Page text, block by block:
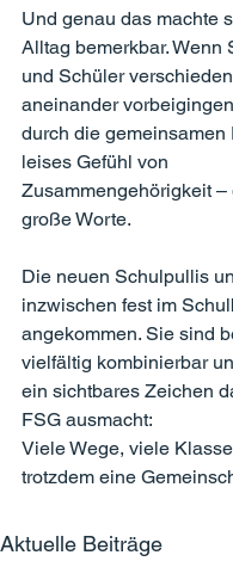
Und genau das machte
Alltag bemerkbar. Wenn
und Schüler
aneinander
durch die gemeinsamen
leises Gefühl von
Zusammengehörigkeit –
große Worte.
Die neuen Schulpullis
inzwischen fest im
angekommen. Sie sind
vielfältig kombinierbar
ein sichtbares Zeichen
FSG ausmacht:
Viele Wege, viele
trotzdem eine
Aktuelle Beiträge